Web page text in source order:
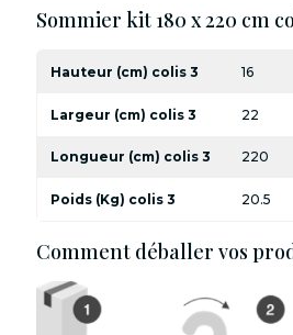
Sommier kit 180 x 220 cm
Hauteur (cm) colis 3 16
Largeur (cm) colis 3 22
Longueur (cm) colis 3 220
Poids (Kg) colis 3 20.5
Comment déballer vos